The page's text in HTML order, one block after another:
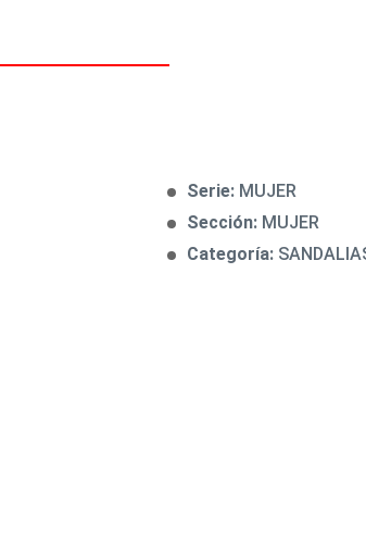
Serie: MUJER
Sección: MUJER
Categoría: